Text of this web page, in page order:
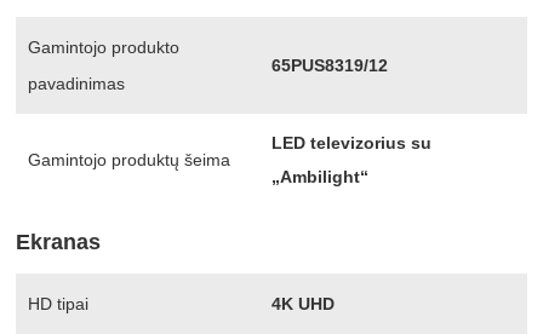
Gamintojo produkto
pavadinimas
65PUS8319/12
Gamintojo produktų šeima
LED televizorius su
„Ambilight“
Ekranas
HD tipai 4K UHD